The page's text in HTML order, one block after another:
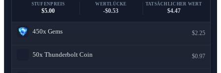
STUFENPREIS
$5.00
WERTLÜCKE
-$0.53
TATSÄCHLICHER WERT
$4.47
450x Gems $2.25
50x Thunderbolt Coin $0.97